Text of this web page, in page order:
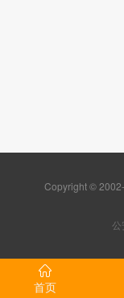
Copyright ©
公
首页